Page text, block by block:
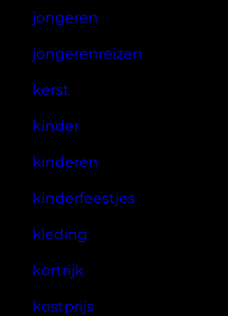
jongeren
jongerenreizen
kerst
kinder
kinderen
kinderfeestjes
kleding
kortrijk
kostprijs